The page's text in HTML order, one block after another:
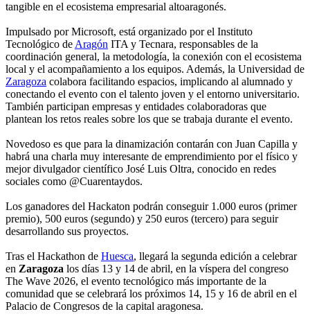
tangible en el ecosistema empresarial altoaragonés.
Impulsado por Microsoft, está organizado por el Instituto
Tecnológico de Aragón ITA y Tecnara, responsables de la
coordinación general, la metodología, la conexión con el ecosistema
local y el acompañamiento a los equipos. Además, la Universidad de
Zaragoza colabora facilitando espacios, implicando al alumnado y
conectando el evento con el talento joven y el entorno universitario.
También participan empresas y entidades colaboradoras que
plantean los retos reales sobre los que se trabaja durante el evento.
Novedoso es que para la dinamización contarán con Juan Capilla y
habrá una charla muy interesante de emprendimiento por el físico y
mejor divulgador científico José Luis Oltra, conocido en redes
sociales como @Cuarentaydos.
Los ganadores del Hackaton podrán conseguir 1.000 euros (primer
premio), 500 euros (segundo) y 250 euros (tercero) para seguir
desarrollando sus proyectos.
Tras el Hackathon de Huesca, llegará la segunda edición a celebrar
en Zaragoza los días 13 y 14 de abril, en la víspera del congreso
The Wave 2026, el evento tecnológico más importante de la
comunidad que se celebrará los próximos 14, 15 y 16 de abril en el
Palacio de Congresos de la capital aragonesa.